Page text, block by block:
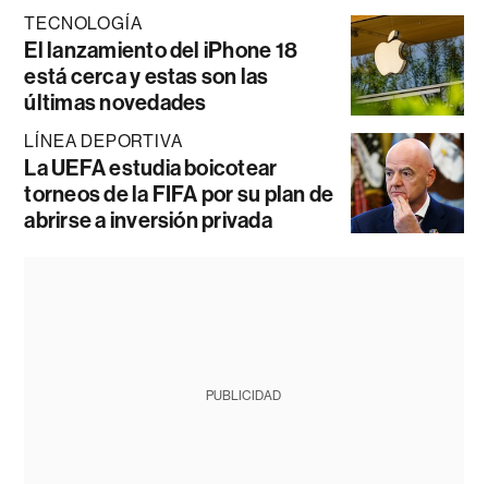
TECNOLOGÍA
El lanzamiento del iPhone 18
está cerca y estas son las
últimas novedades
LÍNEA DEPORTIVA
La UEFA estudia boicotear
torneos de la FIFA por su plan de
abrirse a inversión privada
PUBLICIDAD